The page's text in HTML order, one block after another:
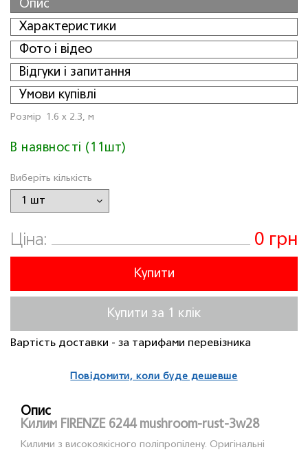
Опис
Характеристики
Фото і відео
Відгуки і запитання
Умови купівлі
Розмiр 1.6 x 2.3, м
В наявності (11шт)
Виберіть кількість
Ціна: 0 грн
Купити
Купити за 1 клiк
Вартість доставки - за тарифами перевізника
Повідомити, коли буде дешевше
Опис
Килим FIRENZE 6244 mushroom-rust-3w28
Килими з високоякiсного поліпропілену. Оригінальні